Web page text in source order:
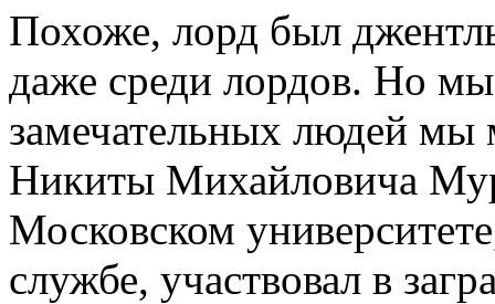
Похоже, лорд был
даже среди лордов. Но
замечательных людей
Никиты Михайловича
Московском
службе, участвовал в